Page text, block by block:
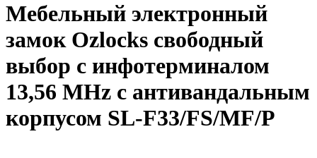
Мебельный электронный
замок Ozlocks свободный
выбор с инфотерминалом
13,56 MHz с антивандальным
корпусом SL-F33/FS/MF/P